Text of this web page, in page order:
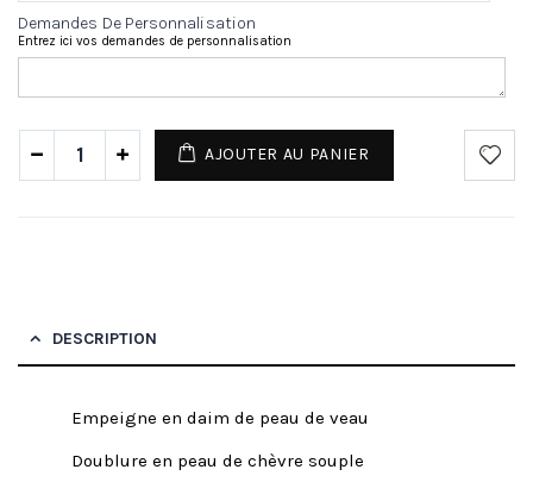
Demandes De Personnalisation
Entrez ici vos demandes de personnalisation
AJOUTER AU PANIER
DESCRIPTION
Empeigne en daim de peau de veau
Doublure en peau de chèvre souple